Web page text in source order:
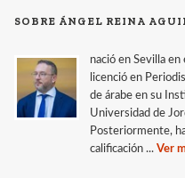
SOBRE ÁNGEL REINA
nació en Sevilla
licenció en
de árabe en su
Universidad de
Posteriormente,
calificación ... Ver